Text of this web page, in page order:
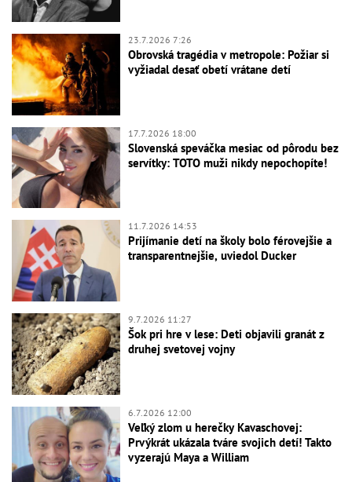
23.7.2026 7:26
Obrovská tragédia v metropole: Požiar si
vyžiadal desať obetí vrátane detí
17.7.2026 18:00
Slovenská speváčka mesiac od pôrodu bez
servítky: TOTO muži nikdy nepochopíte!
11.7.2026 14:53
Prijímanie detí na školy bolo férovejšie a
transparentnejšie, uviedol Ducker
9.7.2026 11:27
Šok pri hre v lese: Deti objavili granát z
druhej svetovej vojny
6.7.2026 12:00
Veľký zlom u herečky Kavaschovej:
Prvýkrát ukázala tváre svojich detí! Takto
vyzerajú Maya a William